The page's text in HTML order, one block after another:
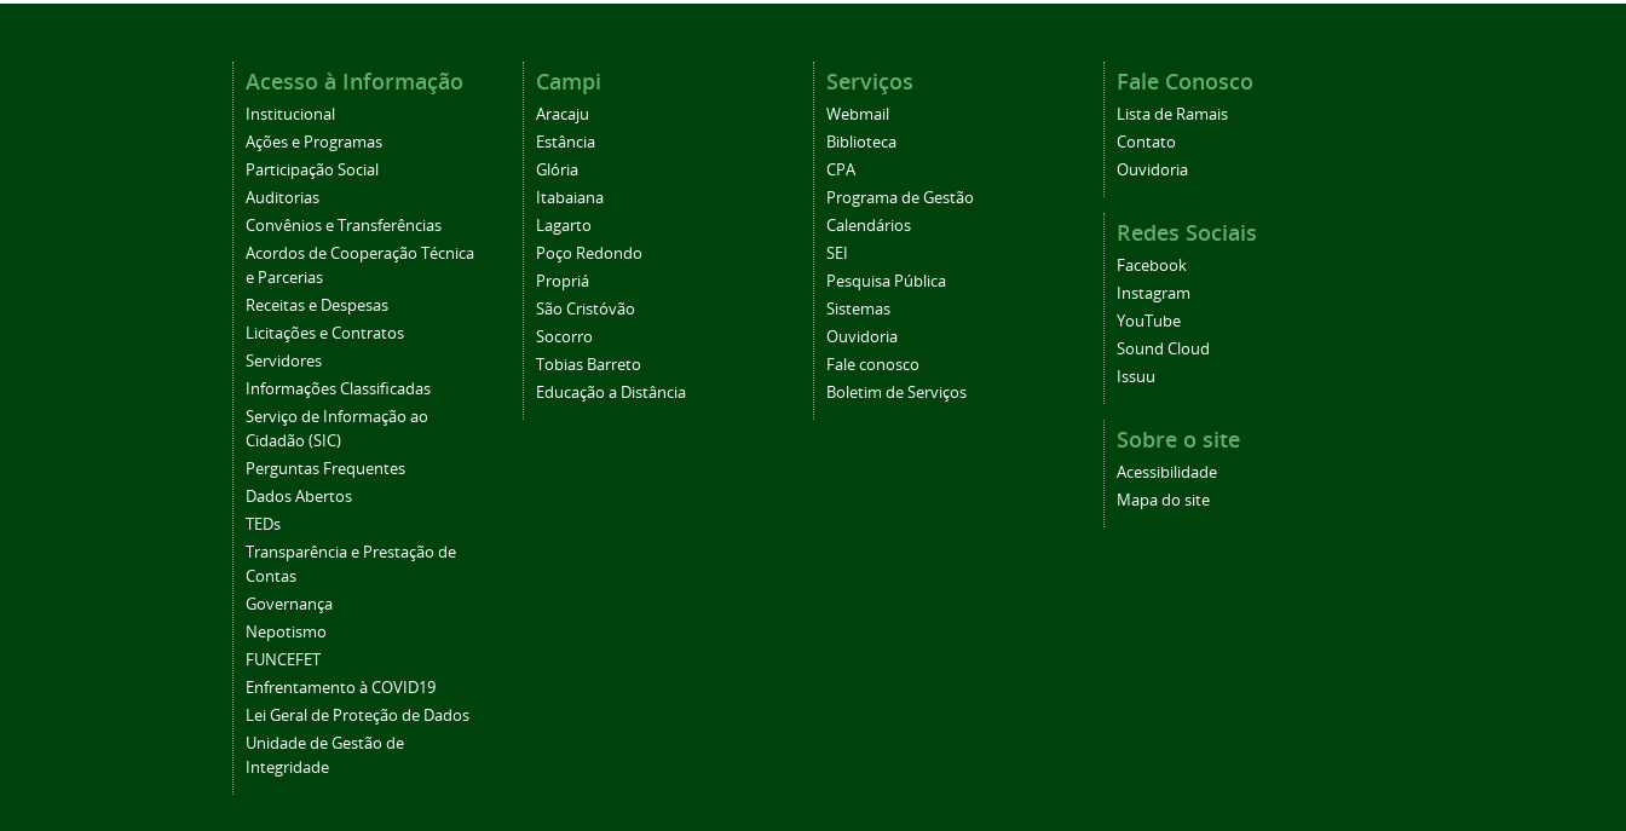
Acesso à Informação
Institucional
Ações e Programas
Participação Social
Auditorias
Convênios e Transferências
Acordos de Cooperação Técnica
e Parcerias
Receitas e Despesas
Licitações e Contratos
Servidores
Informações Classificadas
Serviço de Informação ao
Cidadão (SIC)
Perguntas Frequentes
Dados Abertos
TEDs
Transparência e Prestação de
Contas
Governança
Nepotismo
FUNCEFET
Enfrentamento à COVID19
Lei Geral de Proteção de Dados
Unidade de Gestão de
Integridade
Campi
Aracaju
Estância
Glória
Itabaiana
Lagarto
Poço Redondo
Propriá
São Cristóvão
Socorro
Tobias Barreto
Educação a Distância
Serviços
Webmail
Biblioteca
CPA
Programa de Gestão
Calendários
SEI
Pesquisa Pública
Sistemas
Ouvidoria
Fale conosco
Boletim de Serviços
Fale Conosco
Lista de Ramais
Contato
Ouvidoria
Redes Sociais
Facebook
Instagram
YouTube
Sound Cloud
Issuu
Sobre o site
Acessibilidade
Mapa do site